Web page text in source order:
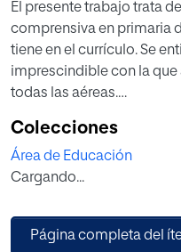
El presente trabajo trata
comprensiva en primaria
tiene en el currículo. Se
imprescindible con la
todas las aéreas.
afrontar constantemente
de una gran variedad de
herramienta les acercará
necesarias a todos los
animación lectora en el
Colecciones
Área de Educación
Cargando...
Página completa del